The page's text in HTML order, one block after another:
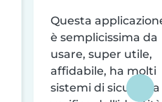
Questa
è semplicissima da
usare, super utile,
affidabile, ha molti
sistemi di sicurezza